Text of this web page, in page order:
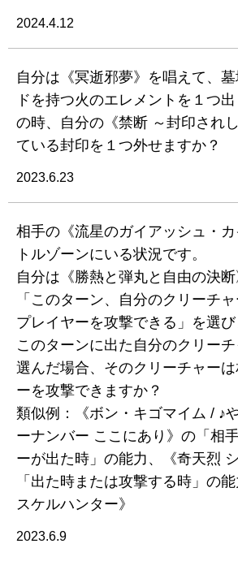
2024.4.12
自分は《冥逝邪夢》を唱えて、
ドを持つ火のエレメントを１つ
の時、自分の《禁断 ～封印され
ている封印を１つ外せますか？
2023.6.23
相手の《流星のガイアッシュ・
トルゾーンにいる状況です。
自分は《勝熱と弾丸と自由の決断
「このターン、自分のクリーチ
プレイヤーを攻撃できる」を選び
このターンに出た自分のクリー
選んだ場合、そのクリーチャー
ーを攻撃できますか？
類似例：《ボン・キゴマイム / ♪
ーナンバー ここにあり》の「相
ーが出た時」の能力、《奇天烈
「出た時または攻撃する時」の
スケルハンター》
2023.6.9